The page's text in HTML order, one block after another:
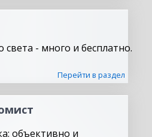
света - много и бесплатно.
Перейти в раздел
объективно и